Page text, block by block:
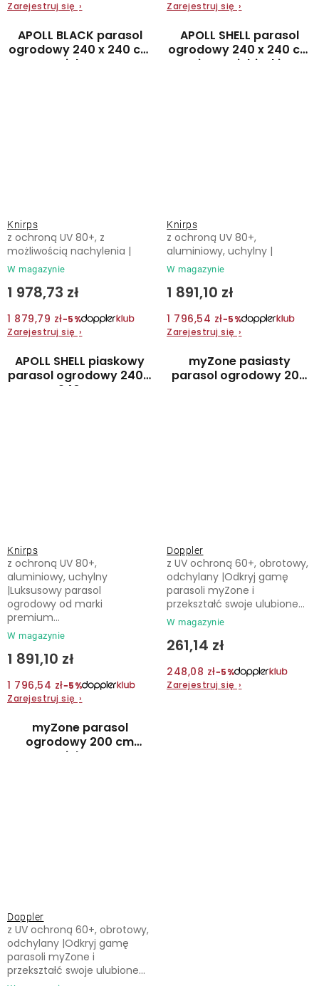
Zarejestruj się › Zarejestruj się ›
APOLL BLACK parasol
ogrodowy 240 x 240 cm
zielony
Knirps
W magazynie
1 978,73 zł
1 879,79 zł−5%
Zarejestruj się ›
z ochroną UV 80+, z
możliwością nachylenia |
APOLL SHELL parasol
ogrodowy 240 x 240 cm
jasnoniebieski
Knirps
W magazynie
1 891,10 zł
1 796,54 zł−5%
Zarejestruj się ›
z ochroną UV 80+,
aluminiowy, uchylny |
APOLL SHELL piaskowy
parasol ogrodowy 240 x
240 cm
Knirps
W magazynie
1 891,10 zł
1 796,54 zł−5%
Zarejestruj się ›
z ochroną UV 80+,
aluminiowy, uchylny
|Luksusowy parasol
ogrodowy od marki
premium...
myZone pasiasty
parasol ogrodowy 200
Doppler
W magazynie
261,14 zł
248,08 zł−5%
Zarejestruj się ›
z UV ochroną 60+, obrotowy,
odchylany |Odkryj gamę
parasoli myZone i
przekształć swoje ulubione...
myZone parasol
ogrodowy 200 cm
zielony
Doppler
z UV ochroną 60+, obrotowy,
odchylany |Odkryj gamę
parasoli myZone i
przekształć swoje ulubione...